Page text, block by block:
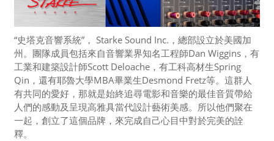
“史塔克音響系統”， Starke Sound Inc.，總部設立於美國加
州。團隊成員包括來自音響業界知名工程師Dan Wiggins，有
工業和建築設計師Scott Deloache，有工科高材生Spring
Qin，還有耶魯大學MBA畢業生Desmond Fretz等。這群人
有共同的愛好，那就是始終追尋電影和音樂的最佳音質帶給
人們的感動及呈現高雅具當代設計藝術美感。所以他們聚在
一起，創立了這個品牌，來完成自己心目中對於完美的詮
釋。